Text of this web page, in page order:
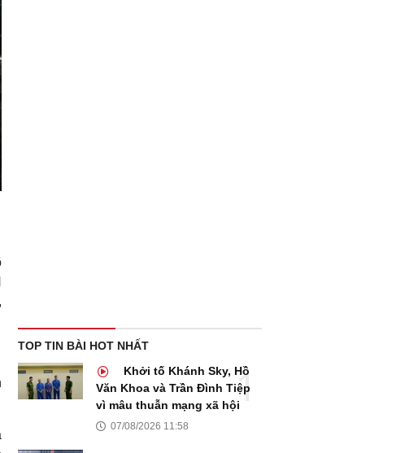
TOP TIN BÀI HOT NHẤT
Khởi tố Khánh Sky, Hồ
Văn Khoa và Trần Đình Tiệp
vì mâu thuẫn mạng xã hội
07/08/2026 11:58